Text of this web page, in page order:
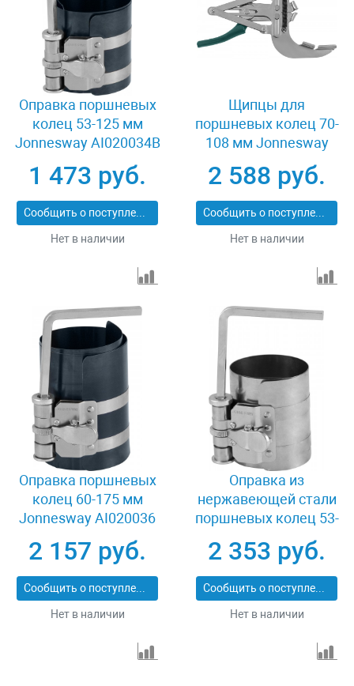
Оправка поршневых
колец 53-125 мм
Jonnesway AI020034B
1 473 руб.
Сообщить о поступлении
Нет в наличии
Щипцы для
поршневых колец 70-
108 мм Jonnesway
2 588 руб.
Сообщить о поступлении
Нет в наличии
Оправка поршневых
колец 60-175 мм
Jonnesway AI020036
2 157 руб.
Сообщить о поступлении
Нет в наличии
Оправка из
нержавеющей стали
поршневых колец 53-
125 мм Jonnesway
AI020039
2 353 руб.
Сообщить о поступлении
Нет в наличии